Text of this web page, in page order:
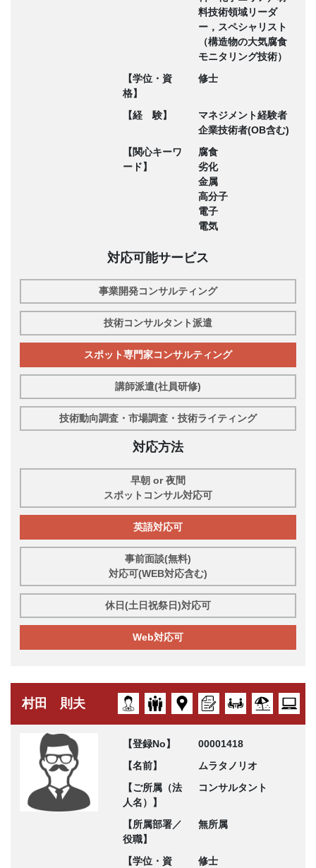
料技術領域リーダ
ー，スペシャリスト
（構造物の大気腐食
モニタリング技術）
【学位・資
格】
修士
【経 験】
マネジメント経験者
企業技術者(OB含む)
【関心キーワ
ード】
腐食
劣化
金属
高分子
電子
電気
対応可能サービス
事業開発コンサルティング
技術コンサルタント派遣
スポット専門家コンサルティング
講師派遣(社員研修)
技術動向調査・市場調査・技術ライティング
対応方法
早朝 or 夜間
スポットコンサル対応可
英語対応可
事前面談(無料)
対応可(WEB対応含む)
休日(土日祝祭日)対応可
Web対応可
村田 則夫
【登録No】
00001418
【名前】
ムラタノリオ
【ご所属（法
人名）】
コンサルタント
【所属部署／
役職】
無所属
【学位・資
修士